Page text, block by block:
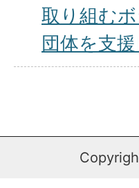
取り組む
団体を支援